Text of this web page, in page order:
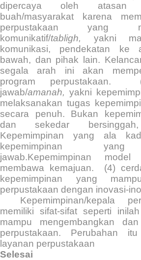
dipercaya oleh atasan
buah/masyarakat karena
perpustakaan yang
komunikatif/tabligh, yakni
komunikasi, pendekatan ke
bawah, dan pihak lain.
segala arah ini akan
program perpustakaan.
jawab/amanah, yakni
melaksanakan tugas
secara penuh. Bukan
dan sekedar
Kepemimpinan yang ala
kepemimpinan yang
jawab.Kepemimpinan
membawa kemajuan.
(4)
kepemimpinan yang
perpustakaan dengan inovasi-
Kepemimpinan/kepala
memiliki sifat-sifat seperti
mampu mengembangkan
perpustakaan. Perubahan
layanan perpustakaan
Selesai